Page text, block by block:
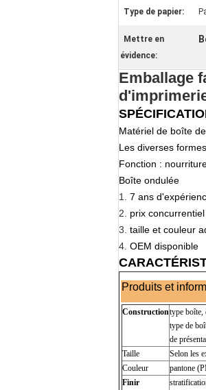
Type de papier:
Mettre en
évidence:
Emballage
Matériel de boîte
Les diverses
Fonction :
Boîte ondulée
1. 7 ans
2. prix
3. taille et couleur
4. OEM disponible
Produits et
Constructiontype boîte,
type de
de
Taille
Selon les
Couleur
pantone
Finir